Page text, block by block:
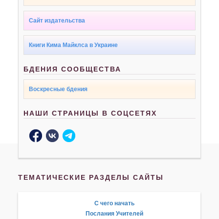
Сайт издательства
Книги Кима Майклса в Украине
БДЕНИЯ СООБЩЕСТВА
Воскресные бдения
НАШИ СТРАНИЦЫ В СОЦСЕТЯХ
ТЕМАТИЧЕСКИЕ РАЗДЕЛЫ САЙТЫ
С чего начать
Послания Учителей